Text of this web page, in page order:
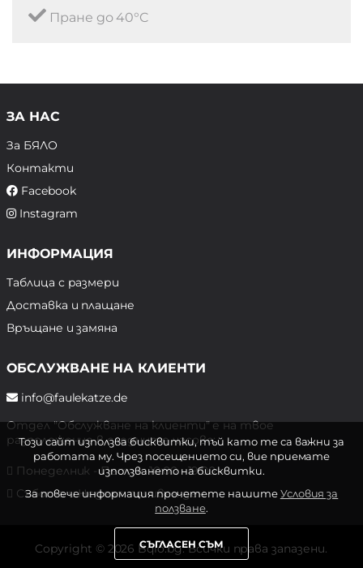
Пране до 40°C
ЗА НАС
За БЯЛО
Контакти
Facebook
Instagram
ИНФОРМАЦИЯ
Таблица с размери
Доставка и плащане
Връщане и замяна
ОБСЛУЖВАНЕ НА КЛИЕНТИ
info@faulekatze.de
Отдел "Обслужване на клиенти" е на твое
разположение в следните часове:
Понеделник - Петък: 10:00 - 19:00 ч.
Събота и Неделя: почивен ден
Copyright © 2026 Bqlo.bg. Всички права запазени.
Този сайт използва бисквитки, тъй като те са важни за
работата му. Чрез посещението си, вие приемате
използването на бисквитки.
За повече информация прочетете нашитеУсловия за
ползване.
СЪГЛАСЕН СЪМ